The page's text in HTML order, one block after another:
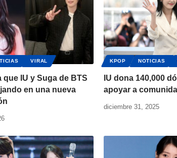
VIRAL
que IU y Suga de BTS
en una nueva
KPOP NOTICIAS
IU dona 140,000
apoyar a
diciembre 31, 2025